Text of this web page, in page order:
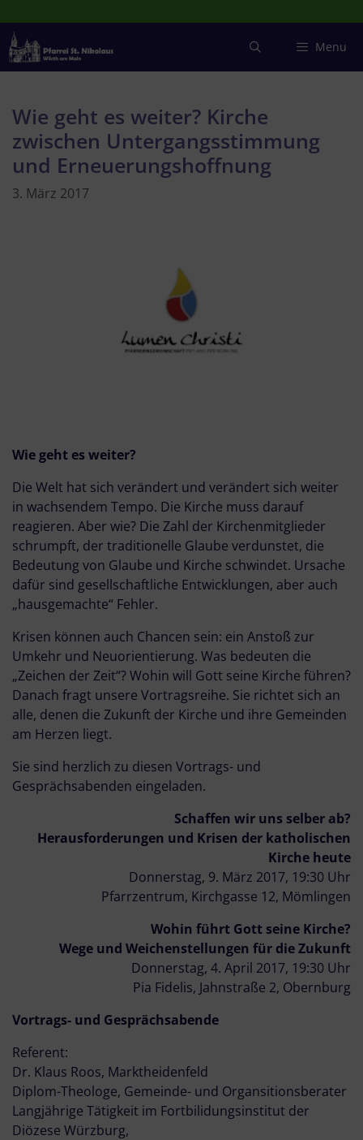
Inhalt
springen
Menu
Wie geht es weiter? Kirche
zwischen Untergangsstimmung
und Erneuerungshoffnung
3. März 2017
Wie geht es weiter?
Die Welt hat sich verändert und verändert sich weiter
in wachsendem Tempo. Die Kirche muss darauf
reagieren. Aber wie? Die Zahl der Kirchenmitglieder
schrumpft, der traditionelle Glaube verdunstet, die
Bedeutung von Glaube und Kirche schwindet. Ursache
dafür sind gesellschaftliche Entwicklungen, aber auch
„hausgemachte“ Fehler.
Krisen können auch Chancen sein: ein Anstoß zur
Umkehr und Neuorientierung. Was bedeuten die
„Zeichen der Zeit“? Wohin will Gott seine Kirche führen?
Danach fragt unsere Vortragsreihe. Sie richtet sich an
alle, denen die Zukunft der Kirche und ihre Gemeinden
am Herzen liegt.
Sie sind herzlich zu diesen Vortrags- und
Gesprächsabenden eingeladen.
Schaffen wir uns selber ab?
Herausforderungen und Krisen der katholischen
Kirche heute
Donnerstag, 9. März 2017, 19:30 Uhr
Pfarrzentrum, Kirchgasse 12, Mömlingen
Wohin führt Gott seine Kirche?
Wege und Weichenstellungen für die Zukunft
Donnerstag, 4. April 2017, 19:30 Uhr
Pia Fidelis, Jahnstraße 2, Obernburg
Vortrags- und Gesprächsabende
Referent:
Dr. Klaus Roos, Marktheidenfeld
Diplom-Theologe, Gemeinde- und Organsitionsberater
Langjährige Tätigkeit im Fortbilidungsinstitut der
Diözese Würzburg,